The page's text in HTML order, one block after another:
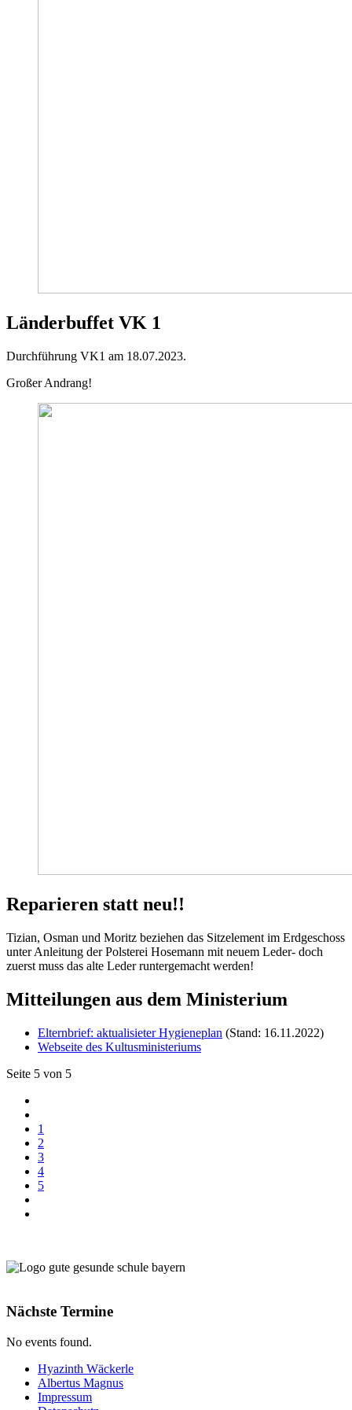
Länderbuffet VK 1
Durchführung VK1 am 18.07.2023.
Großer Andrang!
Reparieren statt neu!!
Tizian, Osman und Moritz beziehen das Sitzelement im Erdgeschoss
unter Anleitung der Polsterei Hosemann mit neuem Leder- doch
zuerst muss das alte Leder runtergemacht werden!
Mitteilungen aus dem Ministerium
Elternbrief: aktualisieter Hygieneplan (Stand: 16.11.2022)
Webseite des Kultusministeriums
Seite 5 von 5
1
2
3
4
5
Nächste Termine
No events found.
Hyazinth Wäckerle
Albertus Magnus
Impressum